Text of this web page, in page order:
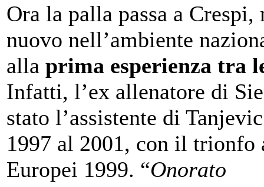
Ora la palla passa a Crespi,
nuovo nell’ambiente
alla prima esperienza tra
Infatti, l’ex allenatore di
stato l’assistente di
1997 al 2001, con il trionfo
Europei 1999. “Onorato